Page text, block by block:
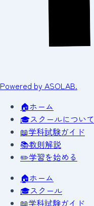
Powered by ASOLAB.
🏠ホーム
🎓スクールについて
📖学科試験ガイド
📚教則解説
✏️学習を始める
🏠ホーム
🎓スクール
📖学科試験ガイド